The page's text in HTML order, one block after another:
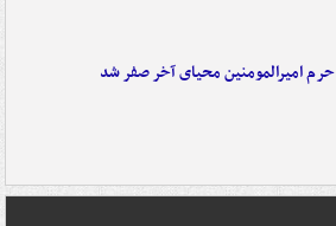
حرم امیرالمومنین محیای آخر صفر شد